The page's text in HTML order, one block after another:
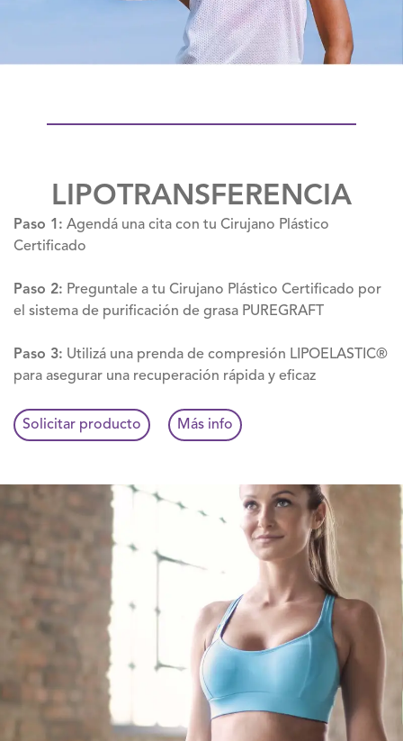
LIPOTRANSFERENCIA
Paso 1: Agendá una cita con tu Cirujano Plástico
Certificado
Paso 2: Preguntale a tu Cirujano Plástico Certificado por
el sistema de purificación de grasa PUREGRAFT
Paso 3: Utilizá una prenda de compresión LIPOELASTIC®
para asegurar una recuperación rápida y eficaz
Solicitar producto Más info